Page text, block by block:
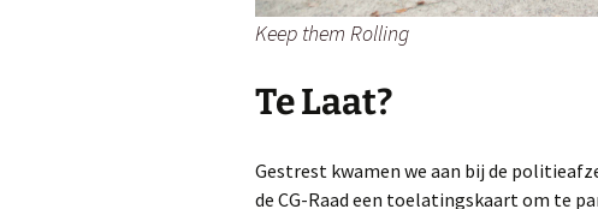
Keep them Rolling
Te Laat?
Gestrest kwamen we aan bij de
de CG-Raad een toelatingskaart om te